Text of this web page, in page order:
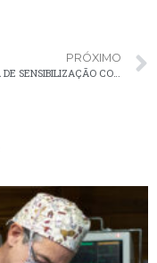
PRÓXIMO
SEMANA DE SENSIBILIZAÇÃO CONTRA A VIOLÊNCIA À PESSOA IDOSA PROMOVE CONSCIENTIZAÇÃO E ENGAJAMENTO EM PALMEIRA